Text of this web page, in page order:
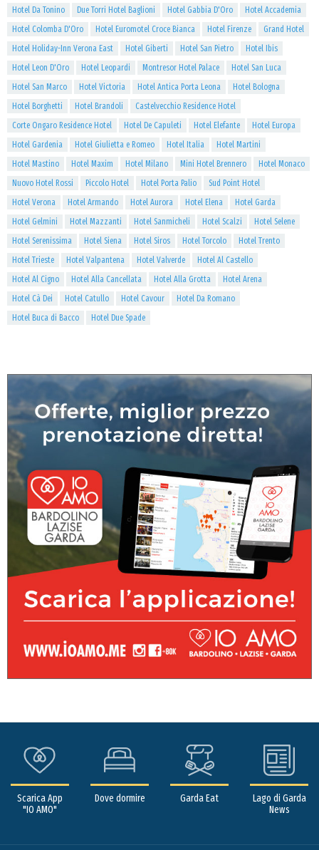
Hotel Da Tonino
Due Torri Hotel Baglioni Hotel Gabbia D'Oro
Hotel Accademia
Hotel Colomba D'Oro
Hotel Euromotel Croce Bianca Hotel Firenze
Grand Hotel
Hotel Holiday-Inn Verona East
Hotel Giberti Hotel San Pietro
Hotel Ibis
Hotel Leon D'Oro
Hotel Leopardi Montresor Hotel Palace
Hotel San Luca
Hotel San Marco
Hotel Victoria Hotel Antica Porta Leona
Hotel Bologna
Hotel Borghetti
Hotel Brandoli
Castelvecchio Residence Hotel
Corte Ongaro Residence Hotel
Hotel De Capuleti Hotel Elefante
Hotel Europa
Hotel Gardenia
Hotel Giulietta e Romeo Hotel Italia
Hotel Martini
Hotel Mastino
Hotel Maxim Hotel Milano Mini Hotel Brennero
Hotel Monaco
Nuovo Hotel Rossi
Piccolo Hotel Hotel Porta Palio
Sud Point Hotel
Hotel Verona
Hotel Armando Hotel Aurora Hotel Elena
Hotel Garda
Hotel Gelmini
Hotel Mazzanti Hotel Sanmicheli Hotel Scalzi
Hotel Selene
Hotel Serenissima
Hotel Siena Hotel Siros Hotel Torcolo
Hotel Trento
Hotel Trieste
Hotel Valpantena Hotel Valverde
Hotel Al Castello
Hotel Al Cigno
Hotel Alla Cancellata Hotel Alla Grotta
Hotel Arena
Hotel Cà Dei
Hotel Catullo Hotel Cavour
Hotel Da Romano
Hotel Buca di Bacco
Hotel Due Spade
Scarica App
"IO AMO"
Dove dormire Garda Eat
Lago di Garda
News